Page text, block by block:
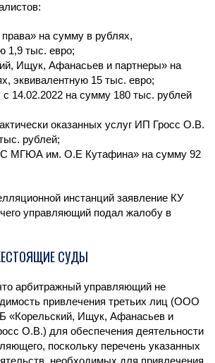
на сумму в рублях,
1,9 тыс. евро;
Ищук, Афанасьев и партнеры» на
эквивалентную 15 тыс. евро;
14.02.2022 на сумму 180 тыс. рублей
оказанных услуг ИП Гросс О.В.
рублей;
им. О.Е Кутафина» на сумму 92
инстанций заявление КУ
управляющий подал жалобу в
СУДЫ
арбитражный управляющий не
привлечения третьих лиц (ООО
«Корельский, Ищук, Афанасьев и
О.В.) для обеспечения деятельности
поскольку перечень указанных
необходимых для привлечения